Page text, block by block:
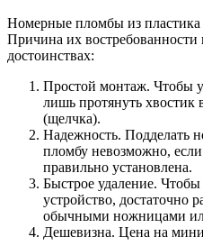
Номерные пломбы из
Причина их востребованности
достоинствах:
Простой монтаж. Чтобы
лишь протянуть хвостик
(щелчка).
Надежность. Подделать
пломбу невозможно,
правильно установлена.
Быстрое удаление.
устройство, достаточно
обычными ножницами
Дешевизна. Цена на